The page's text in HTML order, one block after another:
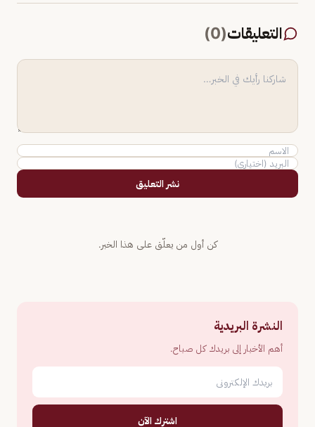
التعليقات(
0
)
نشر التعليق
كن أول من يعلّق على هذا الخبر.
النشرة البريدية
أهم الأخبار إلى بريدك كل صباح.
اشترك الآن